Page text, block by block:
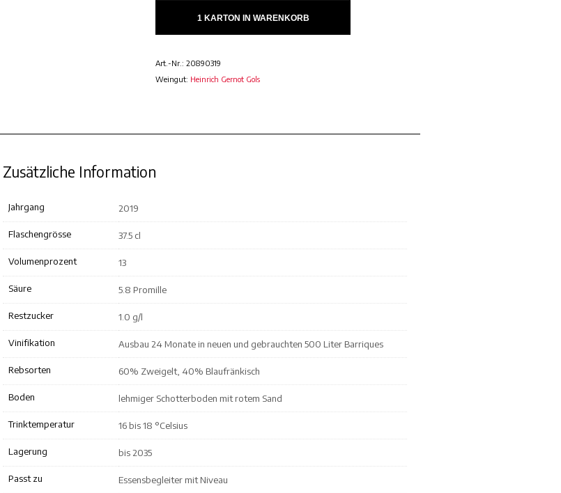
1 KARTON IN WARENKORB
Art.-Nr.: 20890319
Weingut: Heinrich Gernot Gols
Zusätzliche Information
Jahrgang 2019
Flaschengrösse 37.5 cl
Volumenprozent 13
Säure 5.8 Promille
Restzucker 1.0 g/l
Vinifikation Ausbau 24 Monate in neuen und gebrauchten 500 Liter Barriques
Rebsorten 60% Zweigelt, 40% Blaufränkisch
Boden lehmiger Schotterboden mit rotem Sand
Trinktemperatur 16 bis 18 °Celsius
Lagerung bis 2035
Passt zu Essensbegleiter mit Niveau